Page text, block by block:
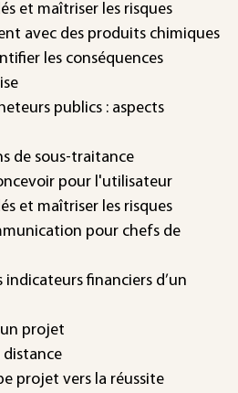
et maîtriser les risques
avec des produits chimiques
les conséquences
publics : aspects
de sous-traitance
pour l'utilisateur
et maîtriser les risques
pour chefs de
financiers d’un
projet
projet vers la réussite